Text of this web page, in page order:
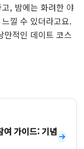
, 밤에는 화려한 야
낄 수 있더라고요.
만적인 데이트 코스
여 가이드: 기념